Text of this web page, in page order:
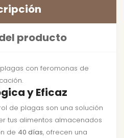
producto
con feromonas de
y Eficaz
de plagas son una solución
tus alimentos almacenados
de 40 días, ofrecen una